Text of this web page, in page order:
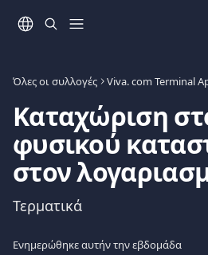
Όλες οι συλλογές Viva. com Terminal
Καταχώριση
φυσικού
στον
Τερματικά
Ενημερώθηκε αυτήν την εβδομάδα